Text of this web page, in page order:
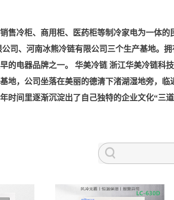
售冷柜、商用柜、医药柜等制冷家电为一体
司、河南冰熊冷链有限公司三个生产基地。拥
的电器品牌之一。 华美冷链 浙江华美冷链科
地，公司坐落在美丽的德清下渚湖湿地旁，
时间里逐渐沉淀出了自己独特的企业文化“三